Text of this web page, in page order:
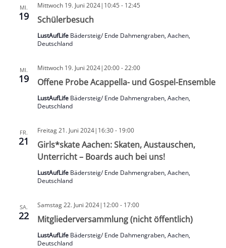
MI.
19 Schülerbesuch
Mittwoch 19. Juni 2024|10:45- 12:45
LustAufLife Bädersteig/ Ende Dahmengraben, Aachen,
Deutschland
MI.
19 Offene Probe Acappella- und Gospel-Ensemble
Mittwoch 19. Juni 2024|20:00-22:00
LustAufLife Bädersteig/ Ende Dahmengraben, Aachen,
Deutschland
FR.
21
Girls*skate Aachen: Skaten, Austauschen,
Unterricht – Boards auch bei uns!
Freitag 21. Juni 2024|16:30- 19:00
LustAufLife Bädersteig/ Ende Dahmengraben, Aachen,
Deutschland
SA.
22 Mitgliederversammlung (nicht öffentlich)
Samstag 22. Juni 2024|12:00- 17:00
LustAufLife Bädersteig/ Ende Dahmengraben, Aachen,
Deutschland